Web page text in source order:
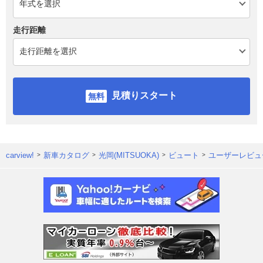
走行距離
見積りスタート
carview! 新車カタログ 光岡(MITSUOKA) ビュート ユーザーレビ